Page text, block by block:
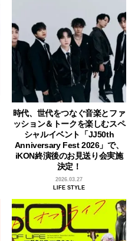
時代、世代をつなぐ音楽とファ
ッション＆トークを楽しむスペ
シャルイベント「JJ50th
Anniversary Fest 2026」で、
iKON終演後のお見送り会実施
決定！
2026.03.27
LIFE STYLE